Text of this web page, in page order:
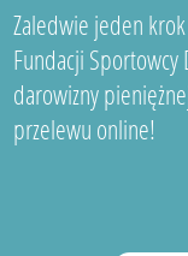
Zaledwie jeden
Fundacji Sportowcy
darowizny
przelewu online!